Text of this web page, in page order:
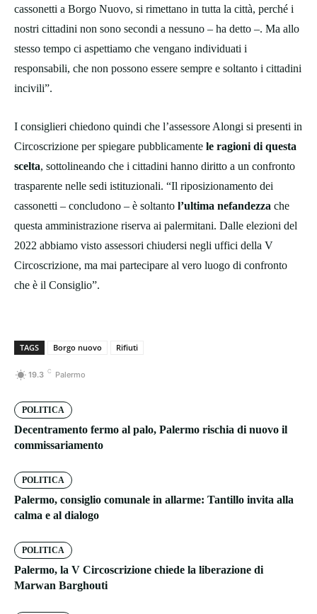
cassonetti a Borgo Nuovo, si rimettano in tutta la città, perché i
nostri cittadini non sono secondi a nessuno – ha detto –. Ma allo
stesso tempo ci aspettiamo che vengano individuati i
responsabili, che non possono essere sempre e soltanto i cittadini
incivili”.
I consiglieri chiedono quindi che l’assessore Alongi si presenti in
Circoscrizione per spiegare pubblicamente le ragioni di questa
scelta, sottolineando che i cittadini hanno diritto a un confronto
trasparente nelle sedi istituzionali. “Il riposizionamento dei
cassonetti – concludono – è soltanto l’ultima nefandezza che
questa amministrazione riserva ai palermitani. Dalle elezioni del
2022 abbiamo visto assessori chiudersi negli uffici della V
Circoscrizione, ma mai partecipare al vero luogo di confronto
che è il Consiglio”.
TAGS Borgo nuovo Rifiuti
19.3 C Palermo
POLITICA
Decentramento fermo al palo, Palermo rischia di nuovo il
commissariamento
POLITICA
Palermo, consiglio comunale in allarme: Tantillo invita alla
calma e al dialogo
POLITICA
Palermo, la V Circoscrizione chiede la liberazione di
Marwan Barghouti